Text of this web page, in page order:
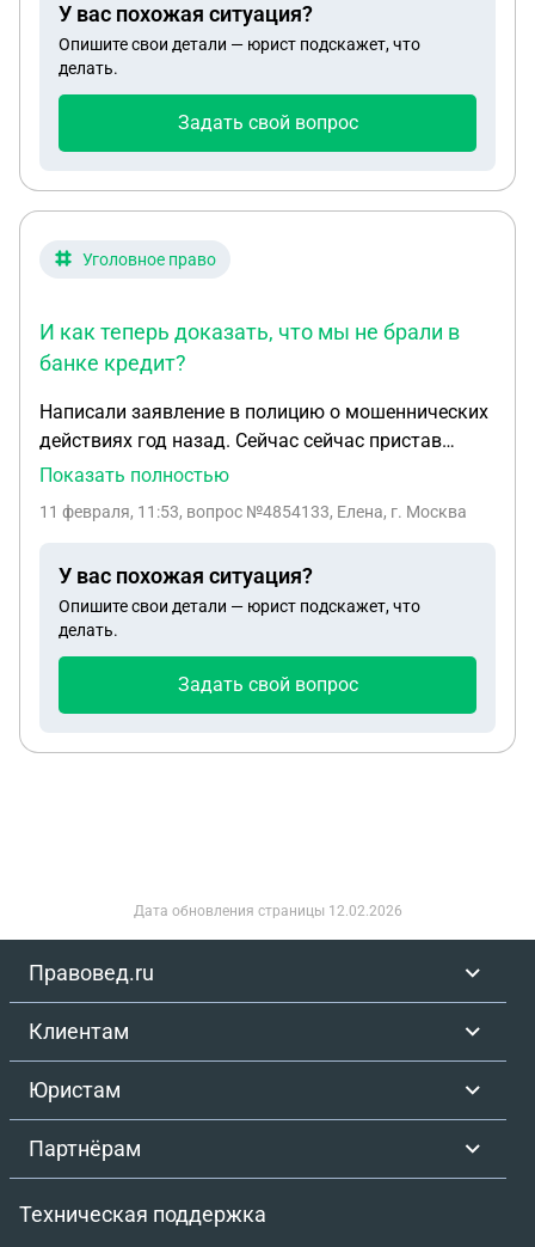
Родился в Латвии и восстановить не может, либо
не хочет, точно не знаю. У свекрови были долги в
банках. Сейчас есть свежее дело в суде. Ответчик:
свекрови? С надеждой выплатить долги и чтоб
У вас похожая ситуация?
Опишите свои детали — юрист подскажет, что
делать.
Задать свой вопрос
Уголовное право
И как теперь доказать, что мы не брали в
банке кредит?
Написали заявление в полицию о мошеннических
действиях год назад. Сейчас сейчас пристав
заблокировал счета. Оказалось, что мошенники
поводу заявления, который писали год назад.
Мы не можем найти заявление. И как теперь
доказать, что мы не брали в банке кредит?
Показать полностью
11 февраля, 11:53, вопрос №4854133, Елена, г. Москва
У вас похожая ситуация?
Опишите свои детали — юрист подскажет, что
делать.
Задать свой вопрос
Дата обновления страницы 12.02.2026
Правовед.ru
Клиентам
Юристам
Партнёрам
Техническая поддержка